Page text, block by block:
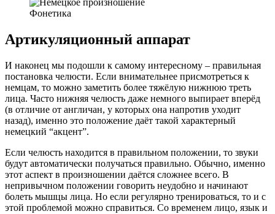
Фонетика
Артикуляционный аппарат
И наконец мы подошли к самому интересному – правильная
постановка челюсти. Если внимательнее присмотреться к
немцам, то можно заметить более тяжёлую нижнюю треть
лица. Часто нижняя челюсть даже немного выпирает вперёд
(в отличие от англичан, у которых она напротив уходит
назад), именно это положение даёт такой характерный
немецкий “акцент”.
Если челюсть находится в правильном положении, то звуки
будут автоматически получаться правильно. Обычно, именно
этот аспект в произношении даётся сложнее всего. В
непривычном положении говорить неудобно и начинают
болеть мышцы лица. Но если регулярно тренироваться, то и с
этой проблемой можно справиться. Со временем лицо, язык и